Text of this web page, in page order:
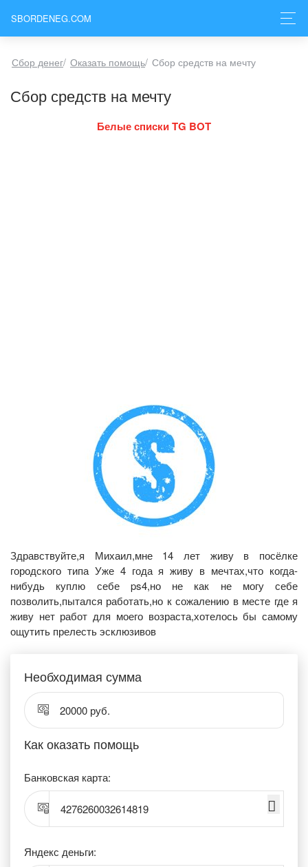
SBORDENEG.COM
Сбор денег/ Оказать помощь/ Сбор средств на мечту
Сбор средств на мечту
Белые списки TG BOT
Здравствуйте,я Михаил,мне 14 лет живу в посёлке
городского типа Уже 4 года я живу в мечтах,что когда-
нибудь куплю себе ps4,но не как не могу себе
позволить,пытался работать,но к сожалению в месте где я
живу нет работ для моего возраста,хотелось бы самому
ощутить прелесть эсклюзивов
Необходимая сумма
20000 руб.
Как оказать помощь
Банковская карта:
4276260032614819
Яндекс деньги: